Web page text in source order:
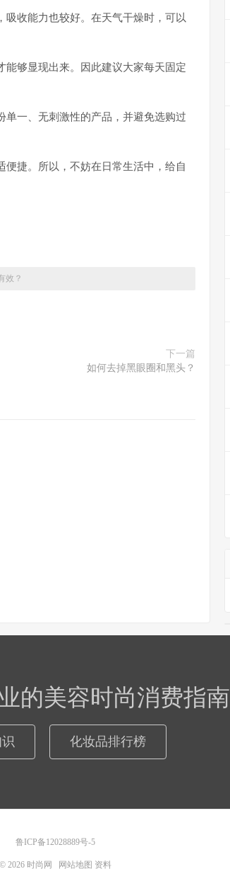
收能力也较好。在天气干燥时，可以
够显现出来。因此建议大家每天固定
一、无刺激性的产品，并避免选购过
捷。所以，不妨在日常生活中，给自
效？
下一篇
如何去掉黑眼圈和黑头？
的美容时尚消费指南
化妆品排行榜
鲁ICP备12028889号-5
© 2026 时尚网 网站地图 资料